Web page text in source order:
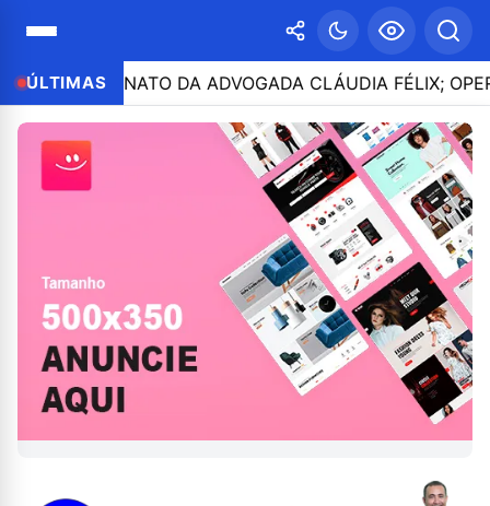
ÚLTIMASDA ADVOGADA CLÁUDIA FÉLIX; OPERAÇÃO